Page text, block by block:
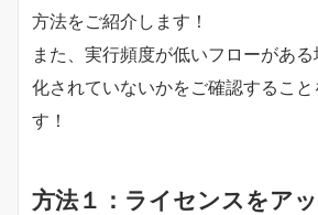
方法をご紹介します！
また、実行頻度が低いフローがあ
化されていないかをご確認すること
す！
方法１：ライセンスをア